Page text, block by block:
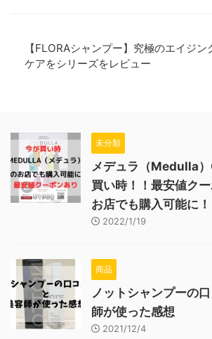
【FLORAシャンプー】究極のエイジン
ケアをシリーズをレビュー
未分類
メデュラ（Medulla
買い時！！最安値ク
お店でも購入可能に！
2022/1/19
商品
ノットシャンプーの
師が使った感想
2021/12/4